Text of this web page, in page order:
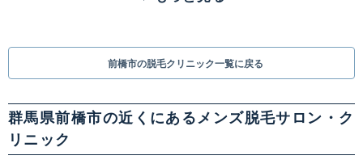
前橋市の脱毛クリニック一覧に戻る
群馬県前橋市の近くにあるメンズ脱毛サロン・ク
リニック